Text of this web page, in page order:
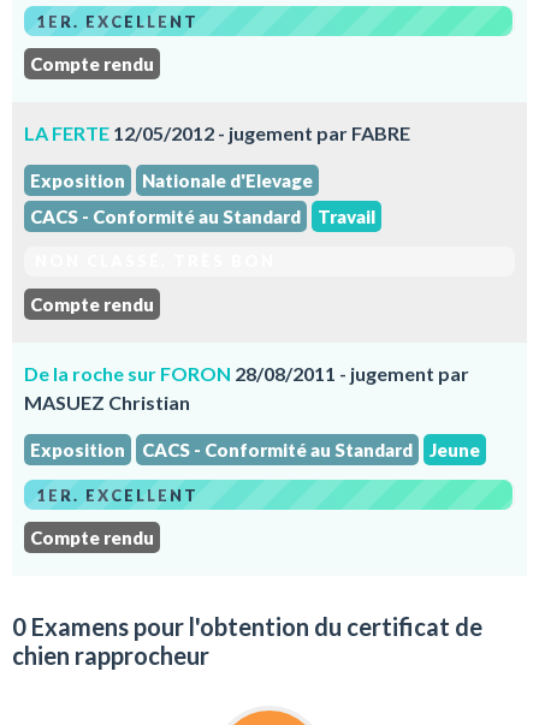
1ER. EXCELLENT
Compte rendu
LA FERTE 12/05/2012 - jugement par FABRE
Exposition
Nationale d'Elevage
CACS - Conformité au Standard
Travail
Compte rendu
De la roche sur FORON 28/08/2011 - jugement par
MASUEZ Christian
Exposition CACS - Conformité au Standard Jeune
1ER. EXCELLENT
Compte rendu
0 Examens pour l'obtention du certificat de
chien rapprocheur